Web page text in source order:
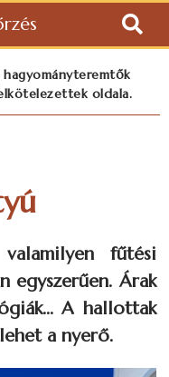
oldala.
fűtési
egyszerűen. Árak
A hallottak
a nyerő.